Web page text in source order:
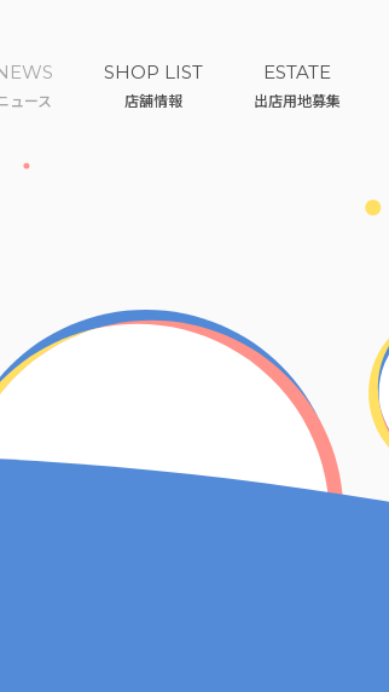
ュース
SHOP LIST
店舗情報
ESTATE
出店用地募集